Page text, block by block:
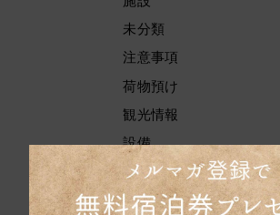
未分類
注意事項
荷物預け
観光情報
設備
販売品
貸出品